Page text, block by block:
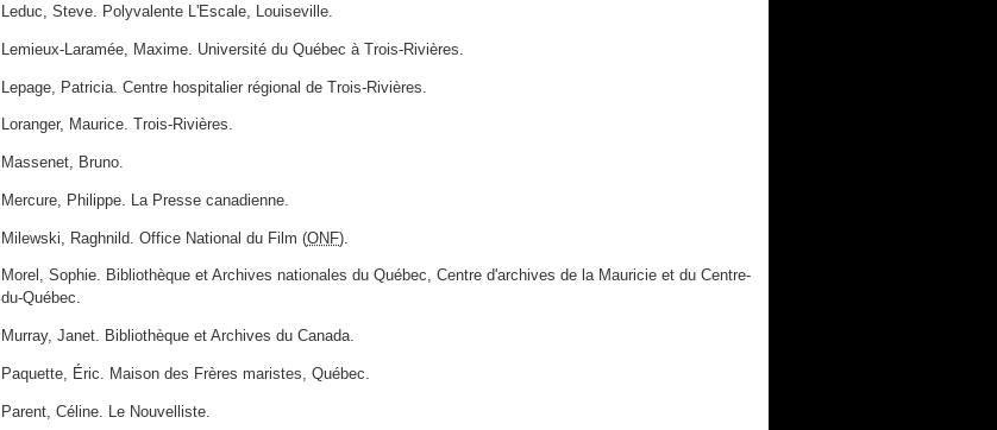
Leduc, Steve. Polyvalente L'Escale, Louiseville.
Lemieux-Laramée, Maxime. Université du Québec à Trois-Rivières.
Lepage, Patricia. Centre hospitalier régional de Trois-Rivières.
Loranger, Maurice. Trois-Rivières.
Massenet, Bruno.
Mercure, Philippe. La Presse canadienne.
Milewski, Raghnild. Office National du Film (ONF).
Morel, Sophie. Bibliothèque et Archives nationales du Québec, Centre d'archives de la Mauricie et du Centre-
du-Québec.
Murray, Janet. Bibliothèque et Archives du Canada.
Paquette, Éric. Maison des Frères maristes, Québec.
Parent, Céline. Le Nouvelliste.